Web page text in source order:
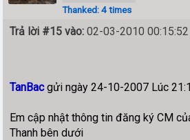
Thanked: 4 times
Trả lời #15 vào: 02-03-2010 00:15:52
TanBacgửi ngày 24-10-2007 Lúc
Em cập nhật thông tin đăng ký CM
Thanh bên dưới